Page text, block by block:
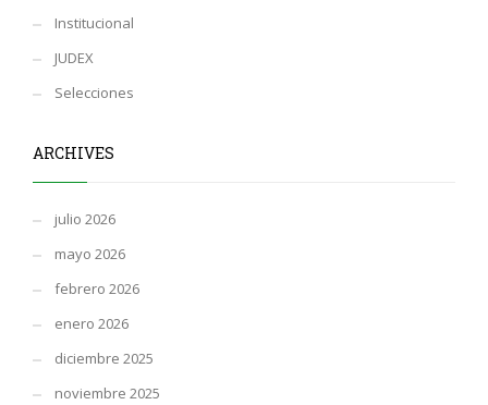
Institucional
JUDEX
Selecciones
ARCHIVES
julio 2026
mayo 2026
febrero 2026
enero 2026
diciembre 2025
noviembre 2025